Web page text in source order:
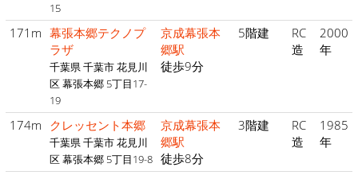
15
171m 幕張本郷テクノプ
ラザ
千葉県 千葉市 花見川
区 幕張本郷 5丁目17-
19
京成幕張本
郷駅
徒歩9分
5階建
RC
造
2000
年
174m クレッセント本郷
千葉県 千葉市 花見川
区 幕張本郷 5丁目19-8
京成幕張本
郷駅
徒歩8分
3階建
RC
造
1985
年